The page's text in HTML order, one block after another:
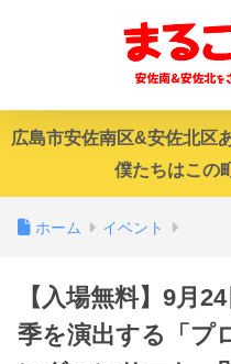
広島市安佐南区&安佐北区
僕たちはこの
ホーム イベント
【入場無料】9月
季を演出する「プ